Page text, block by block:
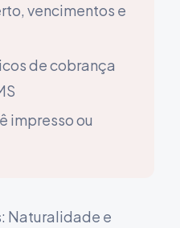
vencimentos e
de cobrança
impresso ou
Naturalidade e